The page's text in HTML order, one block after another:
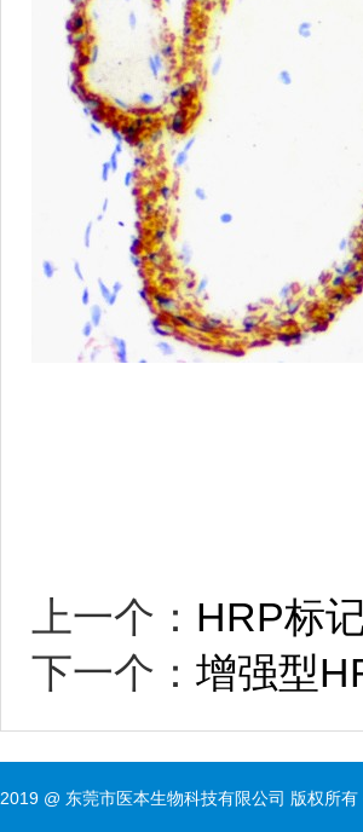
上一个： HRP标
下一个： 增强型
2019 @ 东莞市医本生物科技有限公司 版权所有